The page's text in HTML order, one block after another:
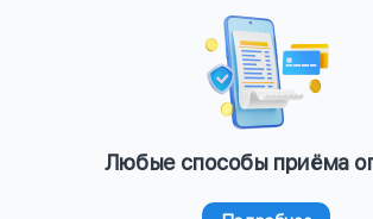
Любые способы приёма